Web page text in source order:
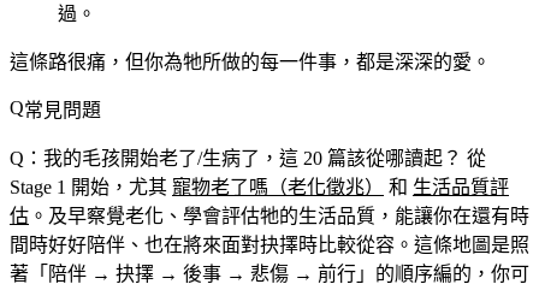
過。
這條路很痛，但你為牠所做的每一件事，都是深深的愛。
常見問題
Q：我的毛孩開始老了/生病了，這 20 篇該從哪讀起？ 從
Stage 1 開始，尤其 寵物老了嗎（老化徵兆） 和 生活品質評
估 。及早察覺老化、學會評估牠的生活品質，能讓你在還有時
間時好好陪伴、也在將來面對抉擇時比較從容。這條地圖是照
著「陪伴 → 抉擇 → 後事 → 悲傷 → 前行」的順序編的，你可